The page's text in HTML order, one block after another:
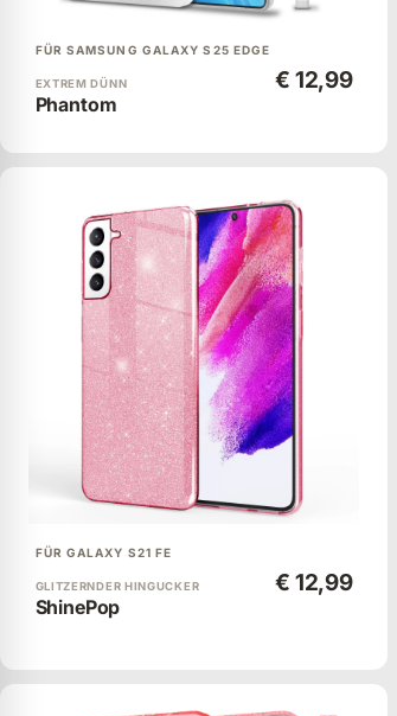
FÜR SAMSUNG GALAXY S25 EDGE
EXTREM DÜNN
Phantom
€ 12,99
FÜR GALAXY S21 FE
GLITZERNDER HINGUCKER
ShinePop
€ 12,99